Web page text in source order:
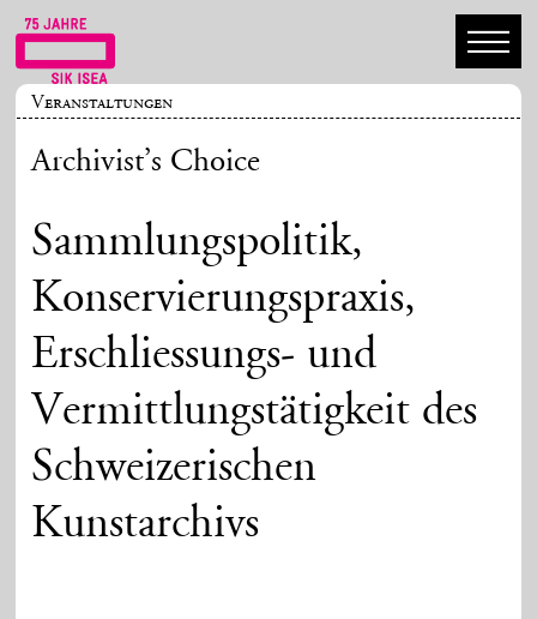
Veranstaltungen
Archivist’s Choice
Sammlungspolitik,
Konservierungspraxis,
Erschliessungs- und
Vermittlungstätigkeit des
Schweizerischen
Kunstarchivs